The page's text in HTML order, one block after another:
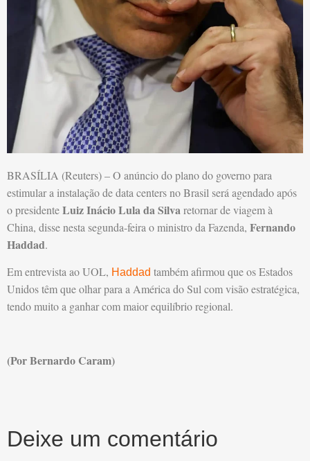
BRASÍLIA (Reuters) – O anúncio do plano do governo para
estimular a instalação de data centers no Brasil será agendado após
o presidenteLuiz Inácio Lula da Silvaretornar de viagem à
China, disse nesta segunda-feira o ministro da Fazenda, Fernando
Haddad.
Em entrevista ao UOL, Haddad também afirmou que os Estados
Unidos têm que olhar para a América do Sul com visão estratégica,
tendo muito a ganhar com maior equilíbrio regional.
(Por Bernardo Caram)
Deixe um comentário